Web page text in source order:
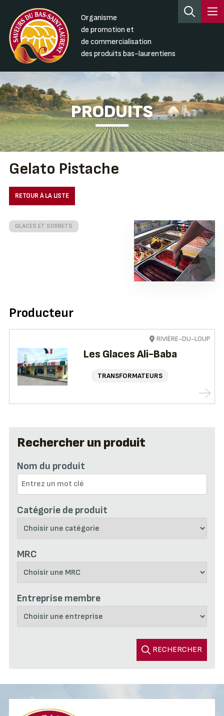
Organisme
de promotion et
de commercialisation
des produits bas-laurentiens
PRODUITS
Rechercher un produit
Nom du produit
Catégorie de produit
MRC
Entreprise membre
RECHERCHER
Gelato Pistache
RETOUR À LA LISTE
GLACES ET SORBETS
Producteur
Les Glaces Ali-Baba
TRANSFORMATEURS
RIVIÈRE-DU-LOUP